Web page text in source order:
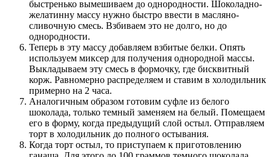
быстренько вымешиваем до однородности. Шоколадно-
желатинну массу нужно быстро ввести в масляно-
сливочную смесь. Взбиваем это не долго, но до
однородности.
Теперь в эту массу добавляем взбитые белки. Опять
используем миксер для получения однородной массы.
Выкладываем эту смесь в формочку, где бисквитный
корж. Равномерно распределяем и ставим в холодильник
примерно на 2 часа.
Аналогичным образом готовим суфле из белого
шоколада, только темный заменяем на белый. Помещаем
его в форму, когда предыдущий слой остыл. Отправляем
торт в холодильник до полного остывания.
Когда торт остыл, то приступаем к приготовлению